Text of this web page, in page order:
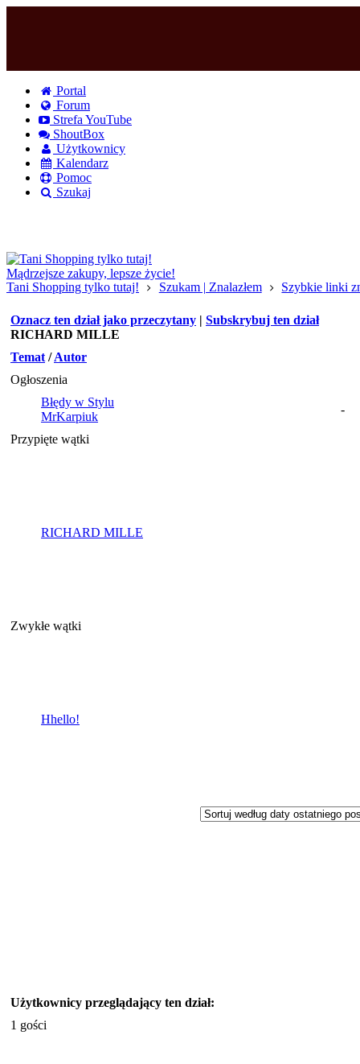
Portal
Forum
Strefa YouTube
ShoutBox
Użytkownicy
Kalendarz
Pomoc
Szukaj
Mądrzejsze zakupy, lepsze życie!
Tani Shopping tylko tutaj!
Szukam | Znalazłem Szybkie linki
Oznacz ten dział jako przeczytany | Subskrybuj ten dział
RICHARD MILLE
Temat /Autor
Ogłoszenia
Błędy w Stylu
MrKarpiuk
-
Przypięte wątki
RICHARD MILLE
Zwykłe wątki
Hhello!
Użytkownicy przeglądający ten dział:
1 gości